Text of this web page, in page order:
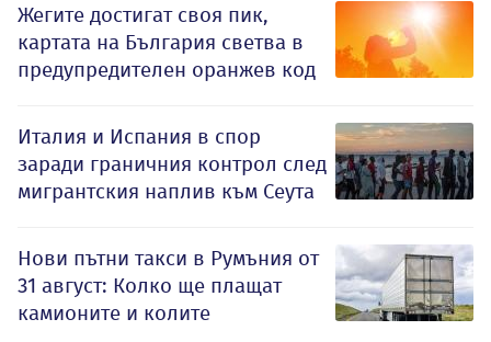
Жегите достигат своя пик,
картата на България светва в
предупредителен оранжев код
Италия и Испания в спор
заради граничния контрол след
мигрантския наплив към Сеута
Нови пътни такси в Румъния от
31 август: Колко ще плащат
камионите и колите